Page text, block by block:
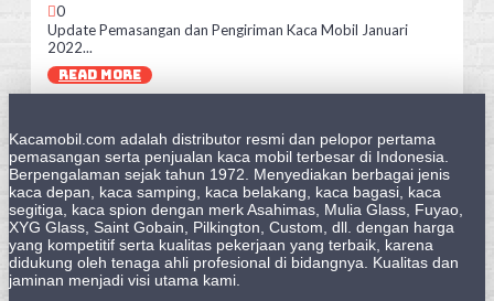
0
Update Pemasangan dan Pengiriman Kaca Mobil Januari
2022...
READ MORE
Kacamobil.com adalah distributor resmi dan pelopor pertama
pemasangan serta penjualan kaca mobil terbesar di Indonesia.
Berpengalaman sejak tahun 1972. Menyediakan berbagai jenis
kaca depan, kaca samping, kaca belakang, kaca bagasi, kaca
segitiga, kaca spion dengan merk Asahimas, Mulia Glass, Fuyao,
XYG Glass, Saint Gobain, Pilkington, Custom, dll. dengan harga
yang kompetitif serta kualitas pekerjaan yang terbaik, karena
didukung oleh tenaga ahli profesional di bidangnya. Kualitas dan
jaminan menjadi visi utama kami.